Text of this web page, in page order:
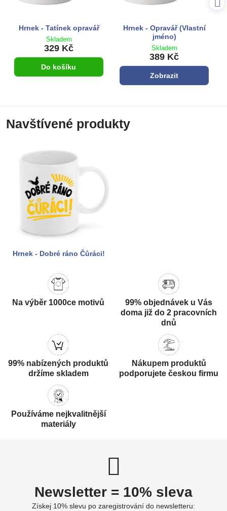
Hrnek - Tatínek opravář
Skladem
329 Kč
Do košíku
Hrnek - Opravář (Vlastní
jméno)
Skladem
389 Kč
Zobrazit
Navštívené produkty
Hrnek - Dobré ráno Čůráci!
Na výběr 1000ce motivů
99% objednávek u Vás
doma již do 2 pracovních
dnů
99% nabízených produktů
držíme skladem
Nákupem produktů
podporujete českou firmu
Používáme nejkvalitnější
materiály
Newsletter = 10% sleva
Získej 10% slevu po zaregistrování do newsletteru: